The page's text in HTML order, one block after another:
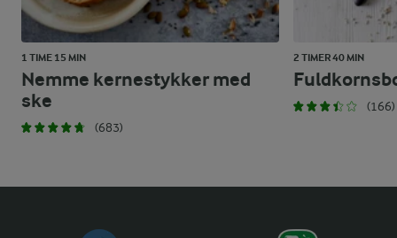
1 TIME 15 MIN
Nemme kernestykker med
ske
(683)
2 TIMER 40 MIN
(166)